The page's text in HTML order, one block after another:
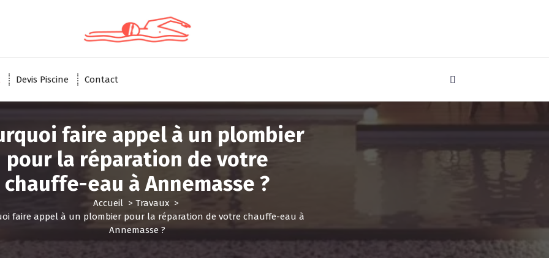
Devis Piscine Contact
faire appel à un plombier
pour la réparation de votre
chauffe-eau à Annemasse ?
Accueil > Travaux >
faire appel à un plombier pour la réparation de votre chauffe-eau à
Annemasse ?